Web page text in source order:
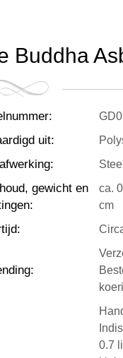
Buddha
:
uit:
:
gewicht en
:
ca.
cm
:
:
0.7